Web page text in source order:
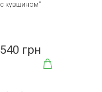
с кувшином"
540 грн